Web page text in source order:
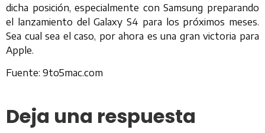
dicha posición, especialmente con Samsung preparando
el lanzamiento del Galaxy S4 para los próximos meses.
Sea cual sea el caso, por ahora es una gran victoria para
Apple.
Fuente: 9to5mac.com
Deja una respuesta